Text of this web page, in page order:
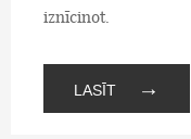
iznīcinot.
LASĪT →